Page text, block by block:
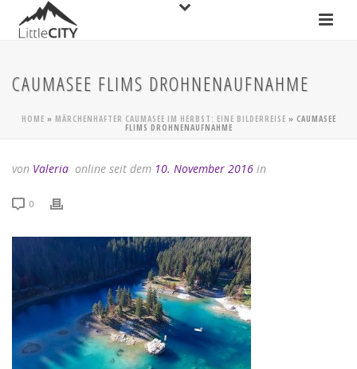
CAUMASEE FLIMS DROHNENAUFNAHME
HOME » MÄRCHENHAFTER CAUMASEE IM HERBST: EINE BILDERREISE » CAUMASEE
FLIMS DROHNENAUFNAHME
von Valeria online seit dem 10. November 2016 in
0